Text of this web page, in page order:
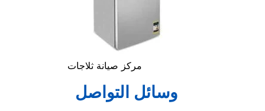
مركز صيانة ثلاجات
وسائل التواصل